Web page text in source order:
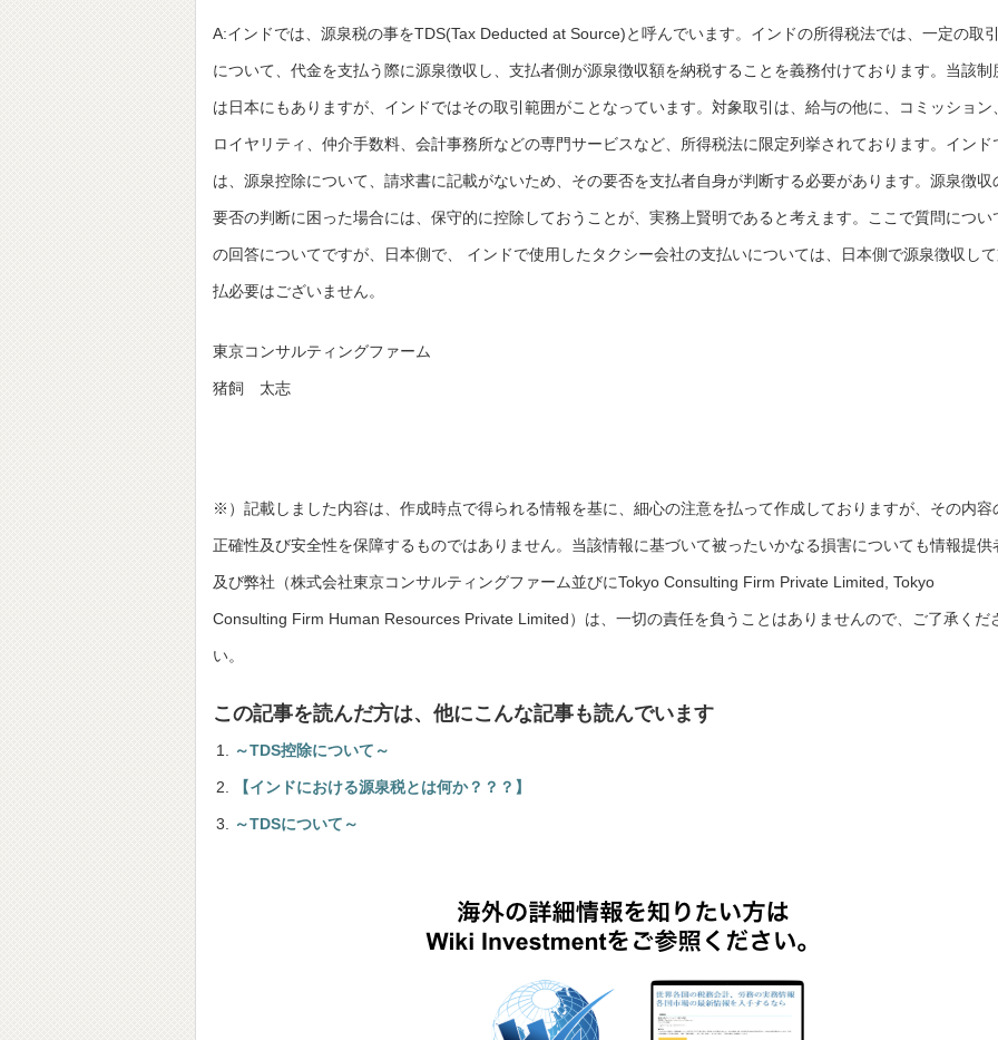
A:インドでは、源泉税の事をTDS(Tax Deducted at Source)と呼んでいます。インドの所得税法では、一定の取
について、代金を支払う際に源泉徴収し、支払者側が源泉徴収額を納税することを義務付けております。当該制
は日本にもありますが、インドではその取引範囲がことなっています。対象取引は、給与の他に、コミッション
ロイヤリティ、仲介手数料、会計事務所などの専門サービスなど、所得税法に限定列挙されております。インド
は、源泉控除について、請求書に記載がないため、その要否を支払者自身が判断する必要があります。源泉徴収
要否の判断に困った場合には、保守的に控除しておうことが、実務上賢明であると考えます。ここで質問につい
の回答についてですが、日本側で、 インドで使用したタクシー会社の支払いについては、日本側で源泉徴収し
払必要はございません。
東京コンサルティングファーム
猪飼 太志
※）記載しました内容は、作成時点で得られる情報を基に、細心の注意を払って作成しておりますが、その内容
正確性及び安全性を保障するものではありません。当該情報に基づいて被ったいかなる損害についても情報提供
及び弊社（株式会社東京コンサルティングファーム並びにTokyo Consulting Firm Private Limited, Tokyo
Consulting Firm Human Resources Private Limited）は、一切の責任を負うことはありませんので、ご了承くだ
い。
この記事を読んだ方は、他にこんな記事も読んでいます
～TDS控除について～
【インドにおける源泉税とは何か？？？】
～TDSについて～